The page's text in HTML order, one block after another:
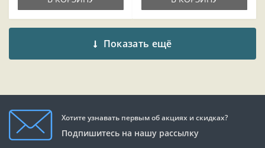
Показать ещё
Хотите узнавать первым об акциях и скидках?
Подпишитесь на нашу рассылку